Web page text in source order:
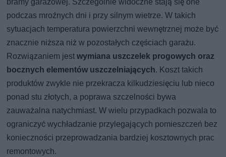
podczas mroźnych dni i przy silnym wietrze. W takich
sytuacjach temperatura powierzchni wewnętrznej może być
znacznie niższa niż w pozostałych częściach garażu.
Rozwiązaniem jest wymiana uszczelek progowych oraz
bocznych elementów uszczelniających. Koszt takich
produktów zwykle nie przekracza kilkudziesięciu lub nieco
ponad stu złotych, a poprawa szczelności bywa
zauważalna natychmiast. W wielu przypadkach pozwala to
ograniczyć wychładzanie przylegających pomieszczeń bez
konieczności przeprowadzania bardziej kosztownych prac
remontowych.